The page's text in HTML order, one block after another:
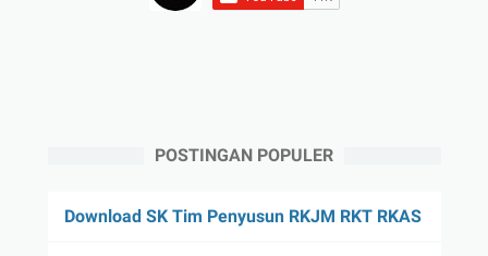
POSTINGAN POPULER
Download SK Tim Penyusun RKJM RKT RKAS